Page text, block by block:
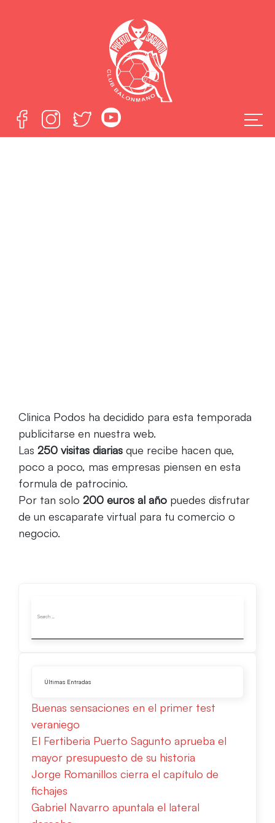
Clinica Podos ha decidido para esta temporada
publicitarse en nuestra web.
Las 250 visitas diarias que recibe hacen que,
poco a poco, mas empresas piensen en esta
formula de patrocinio.
Por tan solo 200 euros al año puedes disfrutar
de un escaparate virtual para tu comercio o
negocio.
Últimas Entradas
Buenas sensaciones en el primer test
veraniego
El Fertiberia Puerto Sagunto aprueba el
mayor presupuesto de su historia
Jorge Romanillos cierra el capítulo de
fichajes
Gabriel Navarro apuntala el lateral